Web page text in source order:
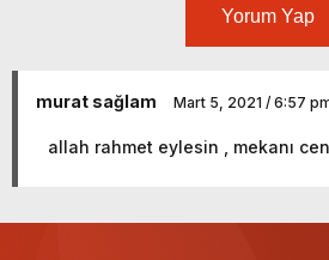
Yorum Yap
murat sağlam Mart 5, 2021 / 6:57
allah rahmet eylesin , mekanı